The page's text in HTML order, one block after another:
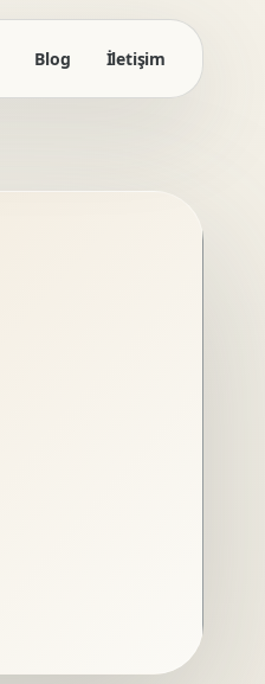
Blog İletişim